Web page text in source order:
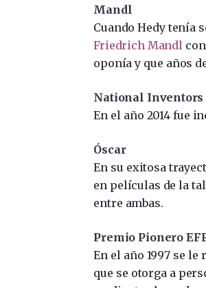
Mandl
Cuando Hedy tenía
Friedrich Mandl
oponía y que años
National Inventors
En el año 2014 fue
Óscar
En su exitosa
en películas de la
entre ambas.
Premio Pionero
En el año 1997 se
que se otorga a